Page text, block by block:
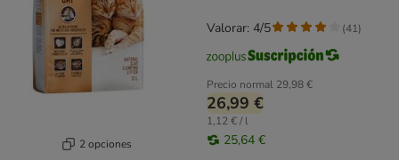
2 opciones
Precio normal 29,98 €
26,99 €
1,12 € / l
25,64 €
Valorar: 4/5 (41)